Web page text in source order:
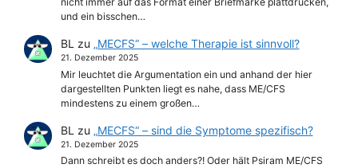
und ein bisschen…
BL zu „MECFS“ – welche Therapie ist sinnvoll?
21. Dezember 2025
Mir leuchtet die Argumentation ein und anhand der hier
dargestellten Punkten liegt es nahe, dass ME/CFS
mindestens zu einem großen…
BL zu „MECFS“ – sind die Symptome spezifisch?
21. Dezember 2025
Dann schreibt es doch anders?! Oder hält Psiram ME/CFS